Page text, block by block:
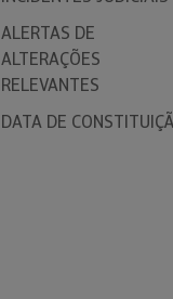
ALERTAS DE
ALTERAÇÕES
RELEVANTES
DATA DE